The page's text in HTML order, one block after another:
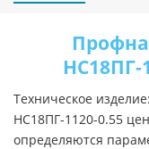
НС18ПГ-
Техническое
НС18ПГ-1120-0.55
определяются